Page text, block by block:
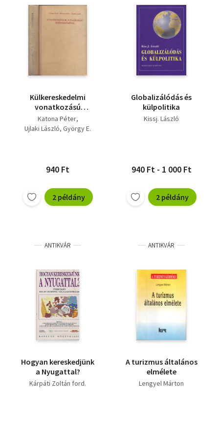
Külkereskedelmi
vonatkozású
tervszerződések
Katona Péter
Ujlaki László György E.
940 Ft
2 példány
Globalizálódás és
külpolitika
Kissj. László
940 Ft - 1 000 Ft
2 példány
ANTIKVÁR
Hogyan kereskedjünk
a Nyugattal?
Kárpáti Zoltán ford.
ANTIKVÁR
A turizmus általános
elmélete
Lengyel Márton